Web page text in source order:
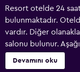
Resort otelde 24
bulunmaktadır.
vardır. Diğer
salonu bulunur.
eğlenme aktiviteleri
aktiviteler ücretli
Devamını oku